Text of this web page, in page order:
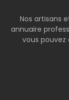
Nos artisans
annuaire
vous